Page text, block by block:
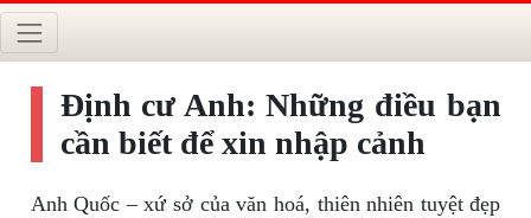
Định cư Anh: Những điều bạn
cần biết để xin nhập cảnh
Anh Quốc – xứ sở của văn hoá, thiên nhiên tuyệt đẹp